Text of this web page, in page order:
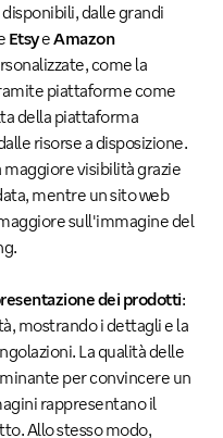
dalle grandi
EtsyeAmazon
come la
piattaforme come
della piattaforma
risorse a disposizione.
visibilità grazie
mentre un sito web
sull'immagine del
dei prodotti:
mostrando i dettagli e la
La qualità delle
per convincere un
rappresentano il
Allo stesso modo,